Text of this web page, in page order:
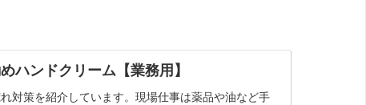
ハンドクリーム【業務用】
対策を紹介しています。現場仕事は薬品や油など手